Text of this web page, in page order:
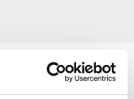
apropiat